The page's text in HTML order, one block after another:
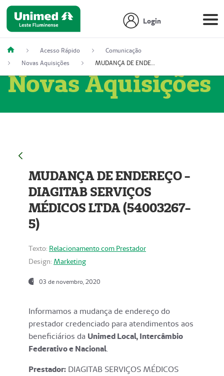
Login
Acesso Rápido
Comunicação
Novas Aquisições
MUDANÇA DE ENDEREÇO - DIAGITAB SERVIÇOS MÉDICOS LTDA (54003267-5)
Novas Aquisições
MUDANÇA DE ENDEREÇO -
DIAGITAB SERVIÇOS
MÉDICOS LTDA (54003267-
5)
Texto: Relacionamento com Prestador
Design: Marketing
03 de novembro, 2020
Informamos a mudança de endereço do
prestador credenciado para atendimentos aos
beneficiários da Unimed Local, Intercâmbio
Federativo e Nacional.
Prestador: DIAGITAB SERVIÇOS MÉDICOS